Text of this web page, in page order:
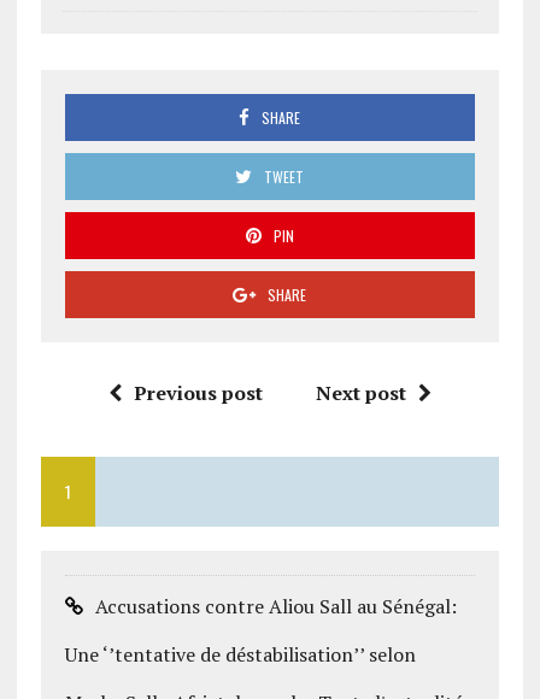
SHARE
TWEET
PIN
SHARE
Previous post Next post
1
Accusations contre Aliou Sall au Sénégal:
Une ‘’tentative de déstabilisation’’ selon